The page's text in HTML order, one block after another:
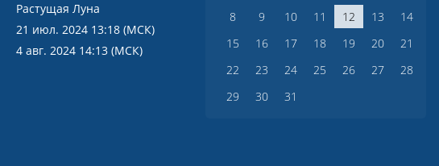
Растущая Луна
21 июл. 2024 13:18 (МСК)
4 авг. 2024 14:13 (МСК)
8
9 10 11 12 13
14
15
16 17 18 19 20
21
22
23 24 25 26 27
28
29
30 31